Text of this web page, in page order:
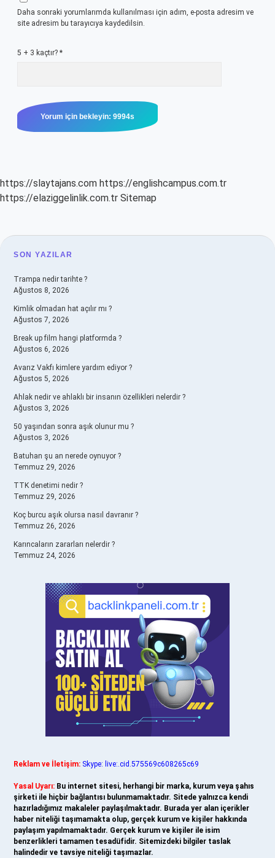
Daha sonraki yorumlarımda kullanılması için adım, e-posta adresim ve
site adresim bu tarayıcıya kaydedilsin.
5 + 3 kaçtır? *
https://slaytajans.com https://englishcampus.com.tr
https://elaziggelinlik.com.tr Sitemap
SIDEBAR
SON YAZILAR
Trampa nedir tarihte ?
Ağustos 8, 2026
Kimlik olmadan hat açılır mı ?
Ağustos 7, 2026
Break up film hangi platformda ?
Ağustos 6, 2026
Avarız Vakfı kimlere yardım ediyor ?
Ağustos 5, 2026
Ahlak nedir ve ahlaklı bir insanın özellikleri nelerdir ?
Ağustos 3, 2026
50 yaşından sonra aşık olunur mu ?
Ağustos 3, 2026
Batuhan şu an nerede oynuyor ?
Temmuz 29, 2026
TTK denetimi nedir ?
Temmuz 29, 2026
Koç burcu aşık olursa nasıl davranır ?
Temmuz 26, 2026
Karıncaların zararları nelerdir ?
Temmuz 24, 2026
Reklam ve İletişim: Skype: live:.cid.575569c608265c69
Yasal Uyarı: Bu internet sitesi, herhangi bir marka, kurum veya şahıs
şirketi ile hiçbir bağlantısı bulunmamaktadır. Sitede yalnızca kendi
hazırladığımız makaleler paylaşılmaktadır. Burada yer alan içerikler
haber niteliği taşımamakta olup, gerçek kurum ve kişiler hakkında
paylaşım yapılmamaktadır. Gerçek kurum ve kişiler ile isim
benzerlikleri tamamen tesadüfidir. Sitemizdeki bilgiler taslak
halindedir ve tavsiye niteliği taşımazlar.